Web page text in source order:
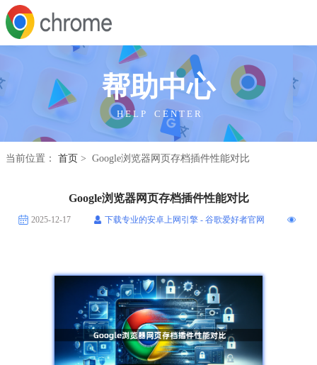
帮助中心
H E L P C E N T E R
当前位置： 首页 > Google浏览器网页存档插件性能对比
Google浏览器网页存档插件性能对比
2025-12-17 下载专业的安卓上网引擎 - 谷歌爱好者官网